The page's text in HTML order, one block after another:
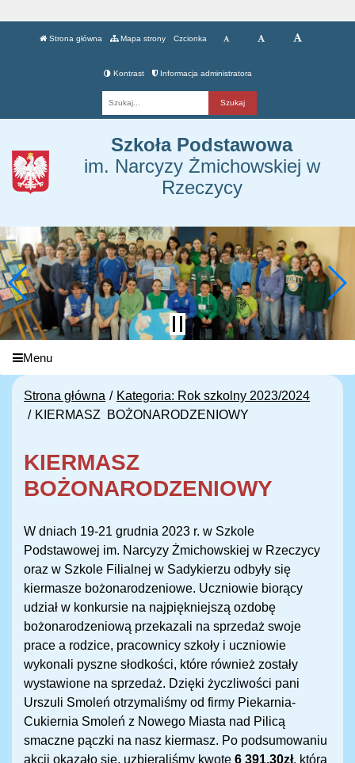
Strona główna Mapa strony Czcionka
Kontrast Informacja administratora
Szkoła Podstawowa
im. Narcyzy Żmichowskiej w
Rzeczycy
Menu
Strona główna
Kategoria: Rok szkolny 2023/2024
KIERMASZ BOŻONARODZENIOWY
KIERMASZ
BOŻONARODZENIOWY
W dniach 19-21 grudnia 2023 r. w Szkole
Podstawowej im. Narcyzy Żmichowskiej w Rzeczycy
oraz w Szkole Filialnej w Sadykierzu odbyły się
kiermasze bożonarodzeniowe. Uczniowie biorący
udział w konkursie na najpiękniejszą ozdobę
bożonarodzeniową przekazali na sprzedaż swoje
prace a rodzice, pracownicy szkoły i uczniowie
wykonali pyszne słodkości, które również zostały
wystawione na sprzedaż. Dzięki życzliwości pani
Urszuli Smoleń otrzymaliśmy od firmy Piekarnia-
Cukiernia Smoleń z Nowego Miasta nad Pilicą
smaczne pączki na nasz kiermasz. Po podsumowaniu
akcji okazało się, uzbieraliśmy kwotę 6 391,30zł, która